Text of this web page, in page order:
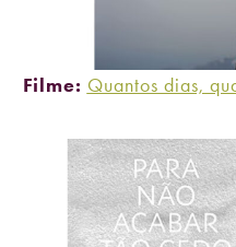
Filme: Quantos dias,